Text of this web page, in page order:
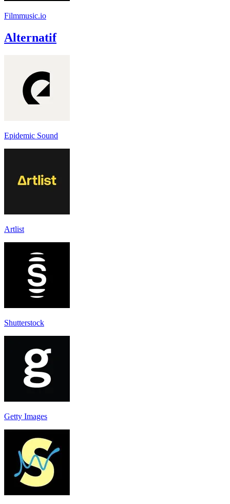
Filmmusic.io
Alternatif
Epidemic Sound
Artlist
Shutterstock
Getty Images